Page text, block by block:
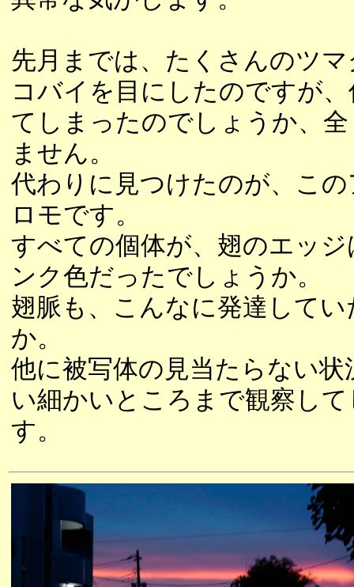
先月までは、たくさんのツ
コバイを目にしたのですが
てしまったのでしょうか、
ません。
代わりに見つけたのが、こ
ロモです。
すべての個体が、翅のエッ
ンク色だったでしょうか。
翅脈も、こんなに発達して
か。
他に被写体の見当たらない状
い細かいところまで観察し
す。